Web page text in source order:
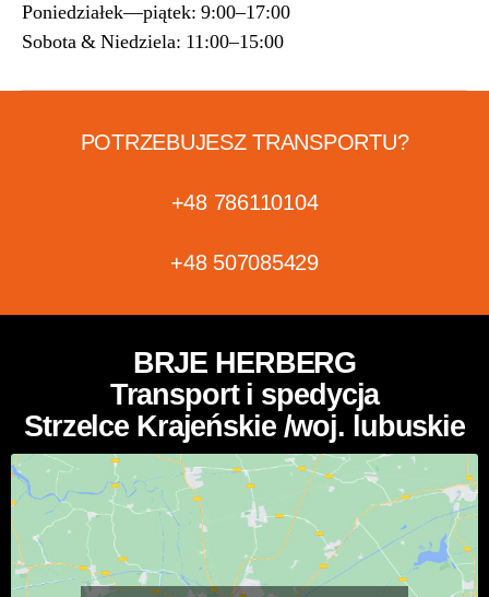
Poniedziałek—piątek: 9:00–17:00
Sobota & Niedziela: 11:00–15:00
POTRZEBUJESZ TRANSPORTU?
+48 786110104
+48 507085429
BRJE HERBERG
Transport i spedycja
Strzelce Krajeńskie /woj. lubuskie